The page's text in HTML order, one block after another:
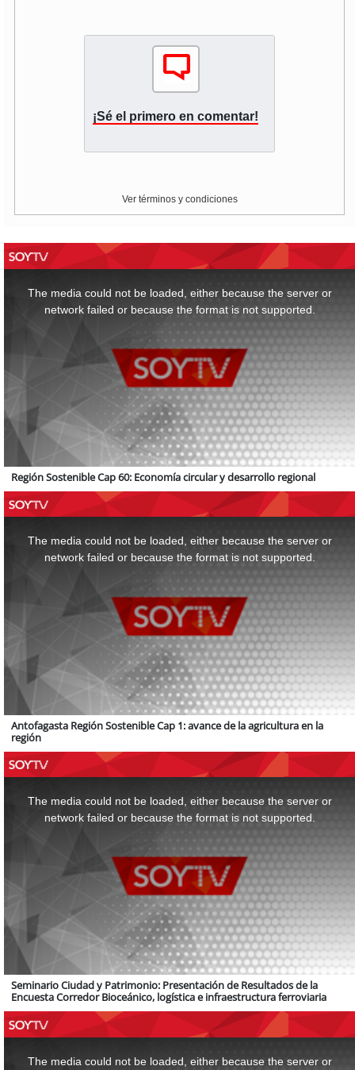
¡Sé el primero en comentar!
Ver términos y condiciones
The media could not be loaded, either because the server or
network failed or because the format is not supported.
Región Sostenible Cap 60: Economía circular y desarrollo regional
The media could not be loaded, either because the server or
network failed or because the format is not supported.
Antofagasta Región Sostenible Cap 1: avance de la agricultura en la
región
The media could not be loaded, either because the server or
network failed or because the format is not supported.
Seminario Ciudad y Patrimonio: Presentación de Resultados de la
Encuesta Corredor Bioceánico, logística e infraestructura ferroviaria
The media could not be loaded, either because the server or